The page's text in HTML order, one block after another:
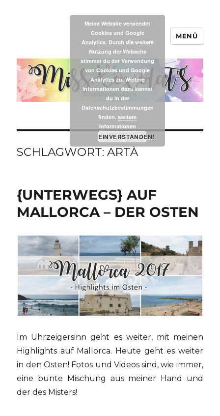
MissXoxolat's
MENÜ
SCHLAGWORT:ARTÀ
{UNTERWEGS} AUF
MALLORCA – DER OSTEN
Im Uhrzeigersinn geht es weiter, mit meinen
Highlights auf Mallorca. Heute geht es weiter
in den Osten! Fotos und Videos sind, wie immer,
eine bunte Mischung aus meiner Hand und
der des Misters!
Meine Website verwendet
Cookies und Google
Analytics. Durch die weitere
Nutzung der Webseite
stimmst du der Verwendung
von Cookies und Google
Analytics zu. Weitere
Informationen dazu kannst
du in der
Datenschutzbestimmungen
finden. weitere
Informationen
EINVERSTANDEN!